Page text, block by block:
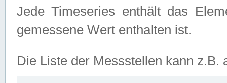
Jede Timeseries enthält das
gemessene Wert enthalten ist.
Die Liste der Messstellen kann